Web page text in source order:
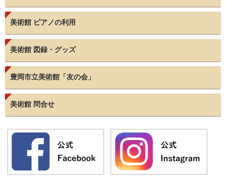
美術館 ピアノの利用
美術館 図録・グッズ
豊岡市立美術館「友の会」
美術館 問合せ